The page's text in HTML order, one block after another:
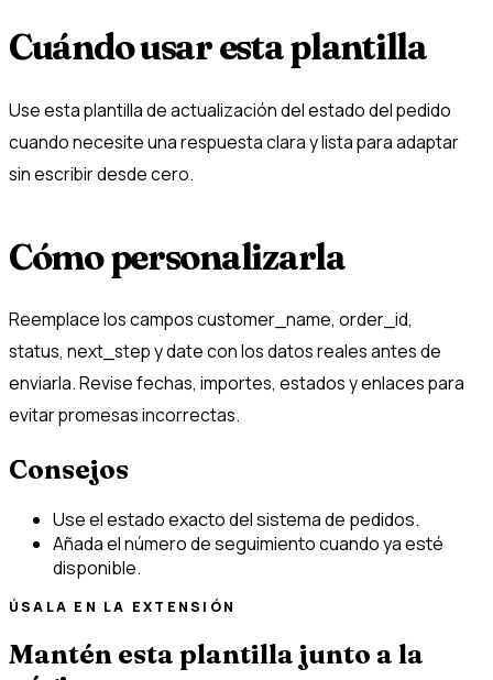
Cuándo usar esta plantilla
Use esta plantilla de actualización del estado del pedido
cuando necesite una respuesta clara y lista para adaptar
sin escribir desde cero.
Cómo personalizarla
Reemplace los campos customer_name, order_id,
status, next_step y date con los datos reales antes de
enviarla. Revise fechas, importes, estados y enlaces para
evitar promesas incorrectas.
Consejos
Use el estado exacto del sistema de pedidos.
Añada el número de seguimiento cuando ya esté
disponible.
ÚSALA EN LA EXTENSIÓN
Mantén esta plantilla junto a la